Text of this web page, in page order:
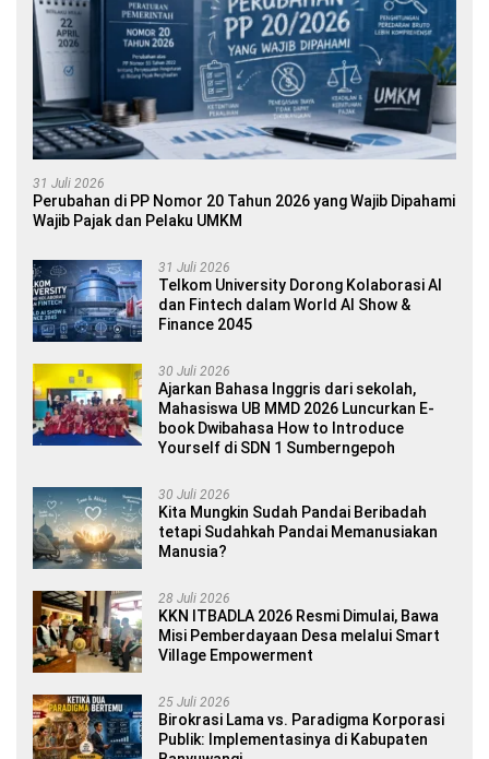
31 Juli 2026
Perubahan di PP Nomor 20 Tahun 2026 yang Wajib Dipahami
Wajib Pajak dan Pelaku UMKM
31 Juli 2026
Telkom University Dorong Kolaborasi AI
dan Fintech dalam World AI Show &
Finance 2045
30 Juli 2026
Ajarkan Bahasa Inggris dari sekolah,
Mahasiswa UB MMD 2026 Luncurkan E-
book Dwibahasa How to Introduce
Yourself di SDN 1 Sumberngepoh
30 Juli 2026
Kita Mungkin Sudah Pandai Beribadah
tetapi Sudahkah Pandai Memanusiakan
Manusia?
28 Juli 2026
KKN ITBADLA 2026 Resmi Dimulai, Bawa
Misi Pemberdayaan Desa melalui Smart
Village Empowerment
25 Juli 2026
Birokrasi Lama vs. Paradigma Korporasi
Publik: Implementasinya di Kabupaten